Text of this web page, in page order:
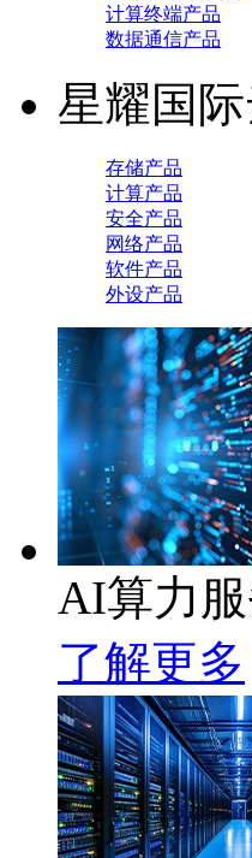
计算终端产品
数据通信产品
星耀国
存储产品
计算产品
安全产品
网络产品
软件产品
外设产品
AI算力
了解更多